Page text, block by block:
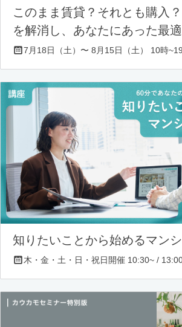
このまま賃貸？それとも購入
を解消し、あなたにあった最
7月18日（土）〜 8月15日（土） 10時
知りたいことから始めるマン